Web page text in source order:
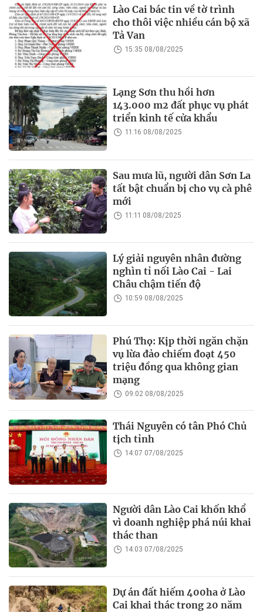
Lào Cai bác tin về tờ trình
cho thôi việc nhiều cán bộ xã
Tả Van
15:35 08/08/2025
Lạng Sơn thu hồi hơn
143.000 m2 đất phục vụ phát
triển kinh tế cửa khẩu
11:16 08/08/2025
Sau mưa lũ, người dân Sơn La
tất bật chuẩn bị cho vụ cà phê
mới
11:11 08/08/2025
Lý giải nguyên nhân đường
nghìn tỉ nối Lào Cai - Lai
Châu chậm tiến độ
10:59 08/08/2025
Phú Thọ: Kịp thời ngăn chặn
vụ lừa đảo chiếm đoạt 450
triệu đồng qua không gian
mạng
09:02 08/08/2025
Thái Nguyên có tân Phó Chủ
tịch tỉnh
14:07 07/08/2025
Người dân Lào Cai khốn khổ
vì doanh nghiệp phá núi khai
thác than
14:03 07/08/2025
Dự án đất hiếm 400ha ở Lào
Cai khai thác trong 20 năm